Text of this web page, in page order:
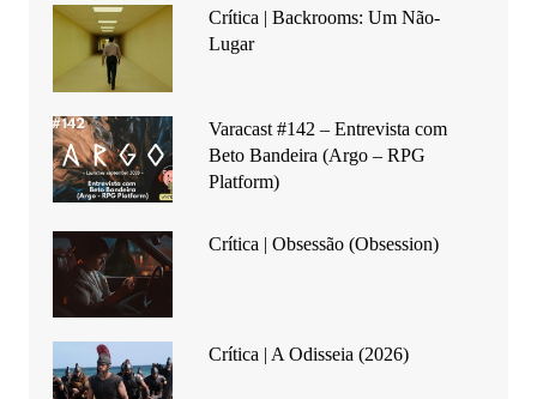
Crítica | Backrooms: Um Não-
Lugar
Varacast #142 – Entrevista com
Beto Bandeira (Argo – RPG
Platform)
Crítica | Obsessão (Obsession)
Crítica | A Odisseia (2026)